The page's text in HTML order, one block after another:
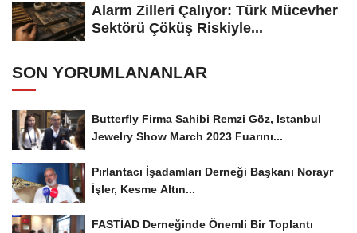
Alarm Zilleri Çalıyor: Türk Mücevher
Sektörü Çöküş Riskiyle...
SON YORUMLANANLAR
Butterfly Firma Sahibi Remzi Göz, Istanbul
Jewelry Show March 2023 Fuarını...
Pırlantacı İşadamları Derneği Başkanı Norayr
İşler, Kesme Altın...
FASTİAD Derneğinde Önemli Bir Toplantı